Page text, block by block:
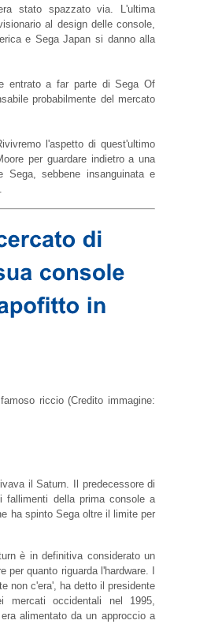
stato spazzato via. L'ultima
al design delle console,
e Sega Japan si danno alla
entrato a far parte di Sega Of
probabilmente del mercato
l'aspetto di quest'ultimo
per guardare indietro a una
sebbene insanguinata e
riccio (Credito immagine:
il Saturn. Il predecessore di
fallimenti della prima console a
ha spinto Sega oltre il limite per
è in definitiva considerato un
quanto riguarda l'hardware. I
non c'era', ha detto il presidente
mercati occidentali nel 1995,
alimentato da un approccio a